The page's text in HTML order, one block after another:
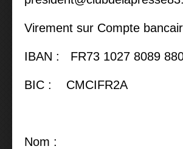
Virement sur Compte
IBAN : FR73 1027 8089
BIC : CMCIFR2A
Nom :